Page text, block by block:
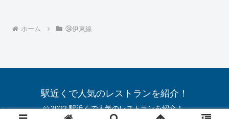
ホーム ㉞伊東線
駅近くで人気のレストランを紹介！
© 2022 駅近くで人気のレストランを紹介！.